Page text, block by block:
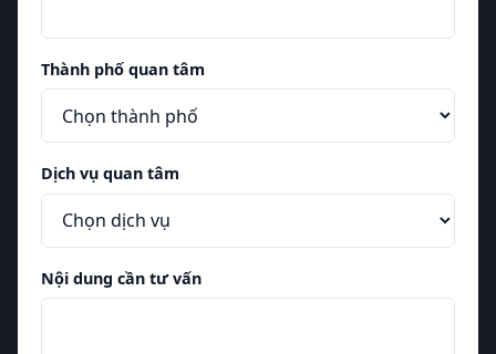
Thành phố quan tâm
Dịch vụ quan tâm
Nội dung cần tư vấn